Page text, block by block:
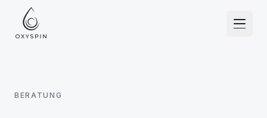
Zum Inhalt springen
BERATUNG